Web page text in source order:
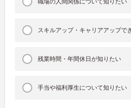
職場の人間関係について知りたい
スキルアップ・キャリアアップで
残業時間・年間休日が知りたい
手当や福利厚生について知りたい